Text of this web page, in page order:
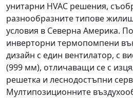
унитарни HVAC решения,
разнообразните типове
условия в Северна Америка.
инверторни термопомпени
дизайн с един вентилатор, с
(999 мм), отличаващи се с
решетка и леснодостъпни
Мултипозиционните